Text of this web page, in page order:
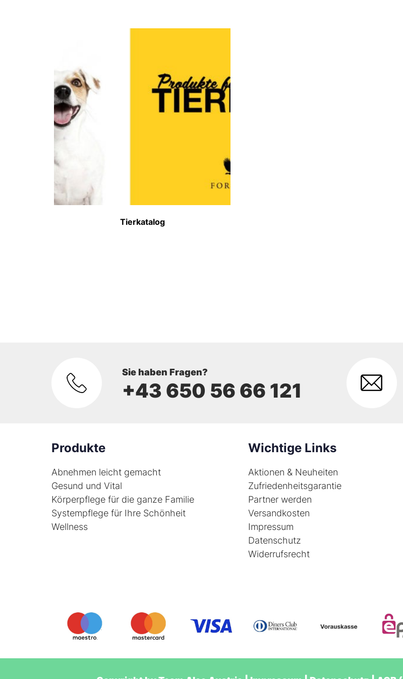
Tierpflege
Tierkatalog
Sie haben Fragen?
+43 650 56 66 121
Produkte
Abnehmen leicht gemacht
Gesund und Vital
Körperpflege für die ganze Familie
Systempflege für Ihre Schönheit
Wellness
Wichtige Links
Aktionen & Neuheiten
Zufriedenheitsgarantie
Partner werden
Versandkosten
Impressum
Datenschutz
Widerrufsrecht